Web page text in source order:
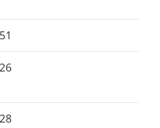
51
26
28